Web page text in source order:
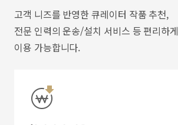
고객 니즈를 반영한 큐레이터 작품 추천,
전문 인력의 운송/설치 서비스 등 편리하게
이용 가능합니다.